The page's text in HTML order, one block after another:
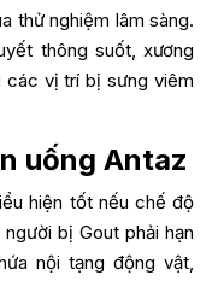
thử nghiệm lâm sàng.
thông suốt, xương
các vị trí bị sưng viêm
uống Antaz
hiện tốt nếu chế độ
bị Gout phải hạn
nội tạng động vật,